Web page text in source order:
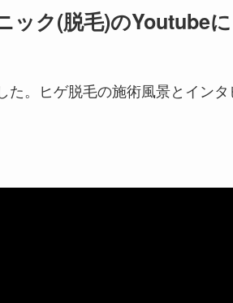
ック(脱毛)のYoutube
。ヒゲ脱毛の施術風景とインタ